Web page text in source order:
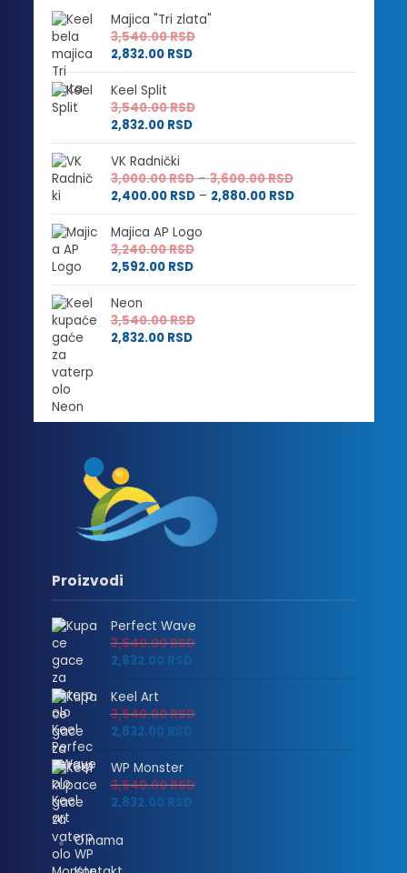
Majica "Tri zlata"
3,540.00RSD
2,832.00 RSD
Keel Split
3,540.00RSD
2,832.00 RSD
VK Radnički
3,000.00RSD – 3,600.00RSDRaspon
cena:
od
2,400.00 RSD – 2,880.00 RSDRaspon
cena:
2,880.00 RSD
Majica AP Logo
3,240.00RSD
2,592.00 RSD
Neon
3,540.00RSD
2,832.00 RSD
Proizvodi
Perfect Wave
3,540.00RSD
2,832.00 RSD
Keel Art
3,540.00RSD
2,832.00 RSD
WP Monster
3,540.00RSD
2,832.00 RSD
O nama